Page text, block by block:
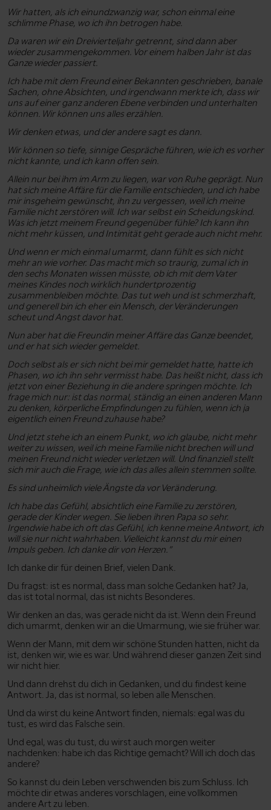
Wir hatten, als ich einundzwanzig war, schon einmal eine
schlimme Phase, wo ich ihn betrogen habe.
Da waren wir ein Dreivierteljahr getrennt, sind dann aber
wieder zusammengekommen. Vor einem halben Jahr ist das
Ganze wieder passiert.
Ich habe mit dem Freund einer Bekannten geschrieben, banale
Sachen, ohne Absichten, und irgendwann merkte ich, dass wir
uns auf einer ganz anderen Ebene verbinden und unterhalten
können. Wir können uns alles erzählen.
Wir denken etwas, und der andere sagt es dann.
Wir können so tiefe, sinnige Gespräche führen, wie ich es vorher
nicht kannte, und ich kann offen sein.
Allein nur bei ihm im Arm zu liegen, war von Ruhe geprägt. Nun
hat sich meine Affäre für die Familie entschieden, und ich habe
mir insgeheim gewünscht, ihn zu vergessen, weil ich meine
Familie nicht zerstören will. Ich war selbst ein Scheidungskind.
Was ich jetzt meinem Freund gegenüber fühle? Ich kann ihn
nicht mehr küssen, und Intimität geht gerade auch nicht mehr.
Und wenn er mich einmal umarmt, dann fühlt es sich nicht
mehr an wie vorher. Das macht mich so traurig, zumal ich in
den sechs Monaten wissen müsste, ob ich mit dem Vater
meines Kindes noch wirklich hundertprozentig
zusammenbleiben möchte. Das tut weh und ist schmerzhaft,
und generell bin ich eher ein Mensch, der Veränderungen
scheut und Angst davor hat.
Nun aber hat die Freundin meiner Affäre das Ganze beendet,
und er hat sich wieder gemeldet.
Doch selbst als er sich nicht bei mir gemeldet hatte, hatte ich
Phasen, wo ich ihn sehr vermisst habe. Das heißt nicht, dass ich
jetzt von einer Beziehung in die andere springen möchte. Ich
frage mich nur: ist das normal, ständig an einen anderen Mann
zu denken, körperliche Empfindungen zu fühlen, wenn ich ja
eigentlich einen Freund zuhause habe?
Und jetzt stehe ich an einem Punkt, wo ich glaube, nicht mehr
weiter zu wissen, weil ich meine Familie nicht brechen will und
meinen Freund nicht wieder verletzen will. Und finanziell stellt
sich mir auch die Frage, wie ich das alles allein stemmen sollte.
Es sind unheimlich viele Ängste da vor Veränderung.
Ich habe das Gefühl, absichtlich eine Familie zu zerstören,
gerade der Kinder wegen. Sie lieben ihren Papa so sehr.
Irgendwie habe ich oft das Gefühl, ich kenne meine Antwort, ich
will sie nur nicht wahrhaben. Vielleicht kannst du mir einen
Impuls geben. Ich danke dir von Herzen.”
Ich danke dir für deinen Brief, vielen Dank.
Du fragst: ist es normal, dass man solche Gedanken hat? Ja,
das ist total normal, das ist nichts Besonderes.
Wir denken an das, was gerade nicht da ist. Wenn dein Freund
dich umarmt, denken wir an die Umarmung, wie sie früher war.
Wenn der Mann, mit dem wir schöne Stunden hatten, nicht da
ist, denken wir, wie es war. Und während dieser ganzen Zeit sind
wir nicht hier.
Und dann drehst du dich in Gedanken, und du findest keine
Antwort. Ja, das ist normal, so leben alle Menschen.
Und da wirst du keine Antwort finden, niemals: egal was du
tust, es wird das Falsche sein.
Und egal, was du tust, du wirst auch morgen weiter
nachdenken: habe ich das Richtige gemacht? Will ich doch das
andere?
So kannst du dein Leben verschwenden bis zum Schluss. Ich
möchte dir etwas anderes vorschlagen, eine vollkommen
andere Art zu leben.